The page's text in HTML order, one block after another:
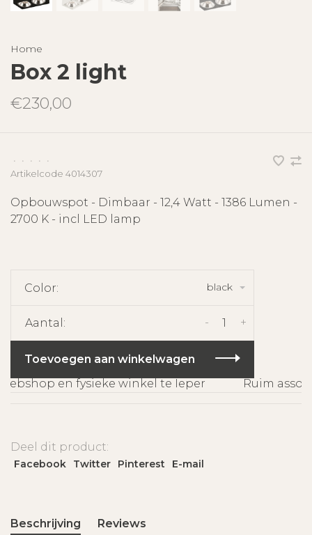
Home
Box 2 light
€230,00
• • • •
•
Artikelcode 4014307
Opbouwspot - Dimbaar - 12,4 Watt - 1386 Lumen -
2700 K - incl LED lamp
Color: black
Aantal: +
-
Toevoegen aan winkelwagen
en fysieke winkel te Ieper
Ruim
Deel dit product:
Facebook Twitter Pinterest E-mail
Beschrijving Reviews